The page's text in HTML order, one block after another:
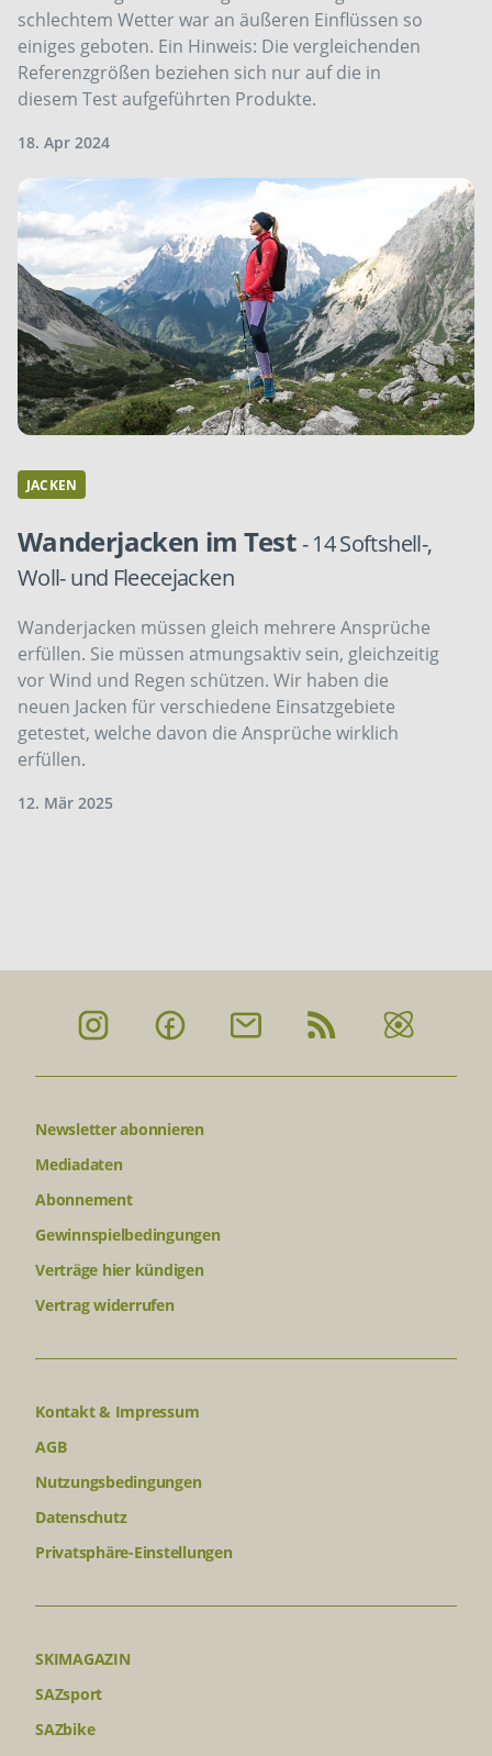
schlechtem Wetter war an äußeren Einflüssen so
einiges geboten. Ein Hinweis: Die vergleichenden
Referenzgrößen beziehen sich nur auf die in
diesem Test aufgeführten Produkte.
18. Apr 2024
JACKEN
Wanderjacken im Test- 14 Softshell-,
Woll- und Fleecejacken
Wanderjacken müssen gleich mehrere Ansprüche
erfüllen. Sie müssen atmungsaktiv sein, gleichzeitig
vor Wind und Regen schützen. Wir haben die
neuen Jacken für verschiedene Einsatzgebiete
getestet, welche davon die Ansprüche wirklich
erfüllen.
12. Mär 2025
Newsletter abonnieren
Mediadaten
Abonnement
Gewinnspielbedingungen
Verträge hier kündigen
Vertrag widerrufen
Kontakt & Impressum
AGB
Nutzungsbedingungen
Datenschutz
Privatsphäre-Einstellungen
SKIMAGAZIN
SAZsport
SAZbike